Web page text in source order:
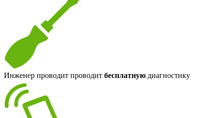
Инженер проводит проводит бесплатную диагностику